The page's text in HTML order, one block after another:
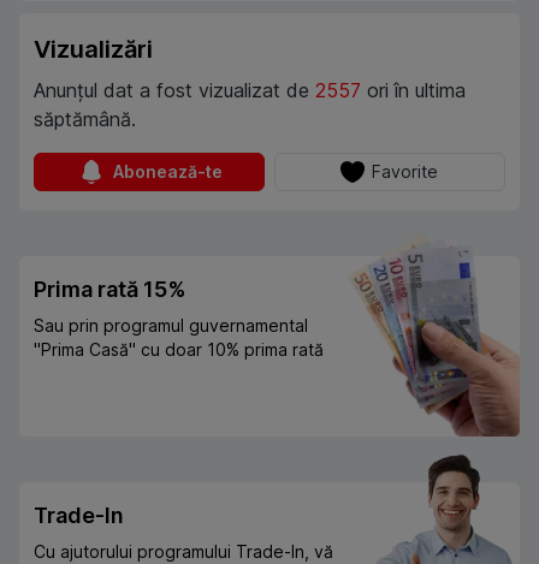
Vizualizări
Anunțul dat a fost vizualizat de 2557 ori în ultima
săptămână.
Abonează-te Favorite
Prima rată 15%
Sau prin programul guvernamental
"Prima Casă" cu doar 10% prima rată
Trade-In
Cu ajutorului programului Trade-In, vă